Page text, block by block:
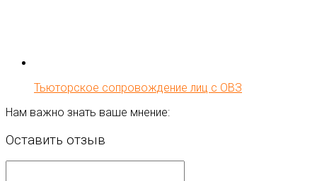
Тьюторское сопровождение лиц с ОВЗ
Нам важно знать ваше мнение:
Оставить отзыв